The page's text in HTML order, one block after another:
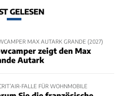
GELESEN
MAX AUTARK GRANDE (2027)
zeigt den Max
Autark
FALLE FÜR WOHNMOBILE